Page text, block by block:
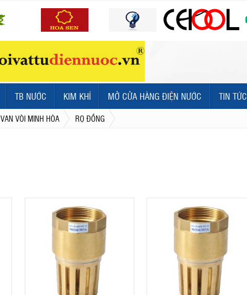
TB NƯỚC KIM KHÍ MỞ CỬA HÀNG ĐIỆN NƯỚC TIN TỨC
VAN VÒI MINH HÒA RỌ ĐỒNG